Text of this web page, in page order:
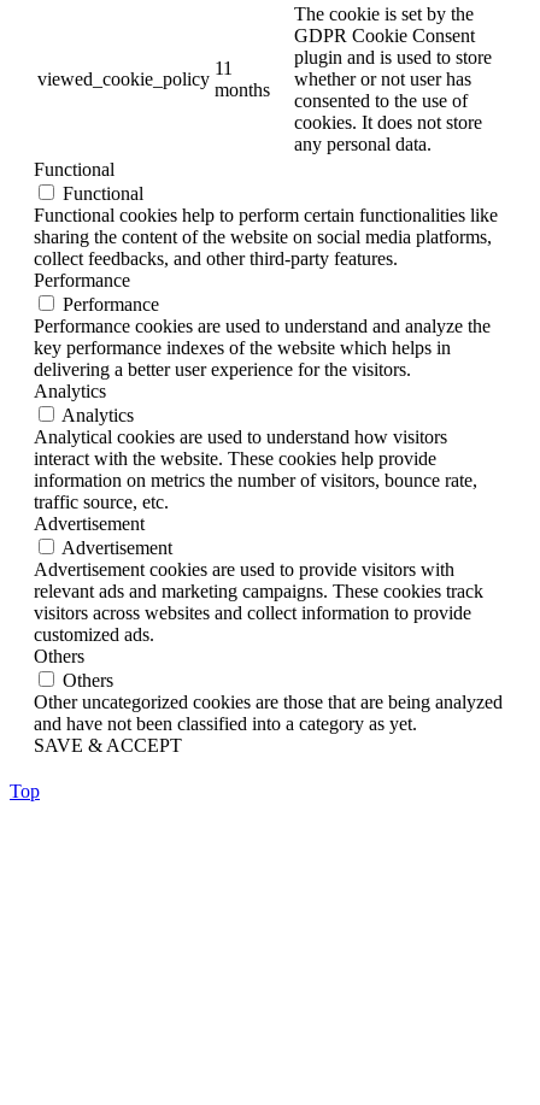
viewed_cookie_policy
11
months
The cookie is set by the
GDPR Cookie Consent
plugin and is used to store
whether or not user has
consented to the use of
cookies. It does not store
any personal data.
Functional
Functional
Functional cookies help to perform certain functionalities like
sharing the content of the website on social media platforms,
collect feedbacks, and other third-party features.
Performance
Performance
Performance cookies are used to understand and analyze the
key performance indexes of the website which helps in
delivering a better user experience for the visitors.
Analytics
Analytics
Analytical cookies are used to understand how visitors
interact with the website. These cookies help provide
information on metrics the number of visitors, bounce rate,
traffic source, etc.
Advertisement
Advertisement
Advertisement cookies are used to provide visitors with
relevant ads and marketing campaigns. These cookies track
visitors across websites and collect information to provide
customized ads.
Others
Others
Other uncategorized cookies are those that are being analyzed
and have not been classified into a category as yet.
SAVE & ACCEPT
Top